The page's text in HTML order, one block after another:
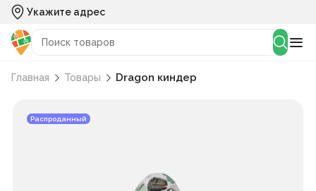
Укажите адрес
Главная Товары Dragon киндер
Распроданный